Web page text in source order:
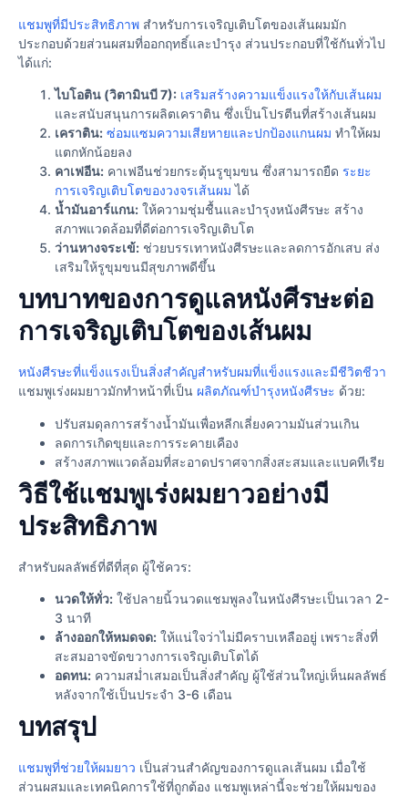
แชมพูที่มีประสิทธิภาพ สำหรับการเจริญเติบโตของเส้นผมมัก
ประกอบด้วยส่วนผสมที่ออกฤทธิ์และบำรุง ส่วนประกอบที่ใช้กันทั่วไป
ได้แก่:
ไบโอติน (วิตามินบี 7): เสริมสร้างความแข็งแรงให้กับเส้นผม
และสนับสนุนการผลิตเคราติน ซึ่งเป็นโปรตีนที่สร้างเส้นผม
เคราติน: ซ่อมแซมความเสียหายและปกป้องแกนผม ทำให้ผม
แตกหักน้อยลง
คาเฟอีน: คาเฟอีนช่วยกระตุ้นรูขุมขน ซึ่งสามารถยืด ระยะ
การเจริญเติบโตของวงจรเส้นผม ได้
น้ำมันอาร์แกน: ให้ความชุ่มชื้นและบำรุงหนังศีรษะ สร้าง
สภาพแวดล้อมที่ดีต่อการเจริญเติบโต
ว่านหางจระเข้: ช่วยบรรเทาหนังศีรษะและลดการอักเสบ ส่ง
เสริมให้รูขุมขนมีสุขภาพดีขึ้น
บทบาทของการดูแลหนังศีรษะต่อ
การเจริญเติบโตของเส้นผม
หนังศีรษะที่แข็งแรงเป็นสิ่งสำคัญสำหรับผมที่แข็งแรงและมีชีวิตชีวา
แชมพูเร่งผมยาวมักทำหน้าที่เป็น ผลิตภัณฑ์บำรุงหนังศีรษะ ด้วย:
ปรับสมดุลการสร้างน้ำมันเพื่อหลีกเลี่ยงความมันส่วนเกิน
ลดการเกิดขุยและการระคายเคือง
สร้างสภาพแวดล้อมที่สะอาดปราศจากสิ่งสะสมและแบคทีเรีย
วิธีใช้แชมพูเร่งผมยาวอย่างมี
ประสิทธิภาพ
สำหรับผลลัพธ์ที่ดีที่สุด ผู้ใช้ควร:
นวดให้ทั่ว: ใช้ปลายนิ้วนวดแชมพูลงในหนังศีรษะเป็นเวลา 2-
3 นาที
ล้างออกให้หมดจด: ให้แน่ใจว่าไม่มีคราบเหลืออยู่ เพราะสิ่งที่
สะสมอาจขัดขวางการเจริญเติบโตได้
อดทน: ความสม่ำเสมอเป็นสิ่งสำคัญ ผู้ใช้ส่วนใหญ่เห็นผลลัพธ์
หลังจากใช้เป็นประจำ 3-6 เดือน
บทสรุป
แชมพูที่ช่วยให้ผมยาว เป็นส่วนสำคัญของการดูแลเส้นผม เมื่อใช้
ส่วนผสมและเทคนิคการใช้ที่ถูกต้อง แชมพูเหล่านี้จะช่วยให้ผมของ